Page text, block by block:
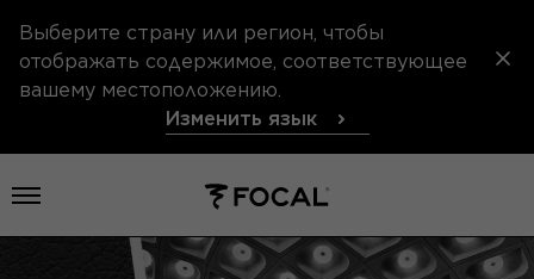
Выберите страну или регион, чтобы
отображать содержимое, соответствующее
вашему местоположению.
Изменить язык
Открыть меню